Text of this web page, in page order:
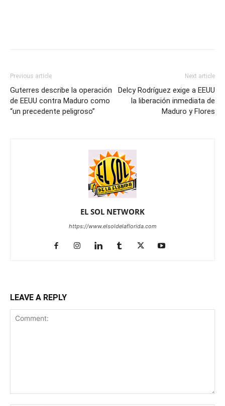
Previous article
Guterres describe la operación
de EEUU contra Maduro como
“un precedente peligroso”
Next article
Delcy Rodríguez exige a EEUU
la liberación inmediata de
Maduro y Flores
EL SOL NETWORK
https://www.elsoldelaflorida.com
LEAVE A REPLY